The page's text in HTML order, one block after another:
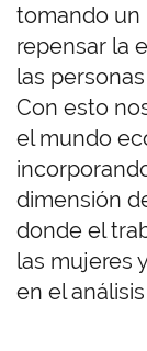
tomando un
repensar la
las
Con esto
el mundo
dimensión
donde el
las mujeres
en el